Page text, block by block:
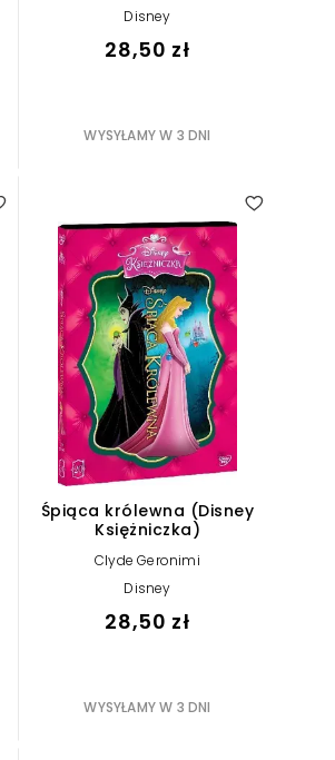
Disney
28,50 zł
WYSYŁAMY W 3 DNI
Śpiąca królewna (Disney
Księżniczka)
Clyde Geronimi
Disney
28,50 zł
WYSYŁAMY W 3 DNI